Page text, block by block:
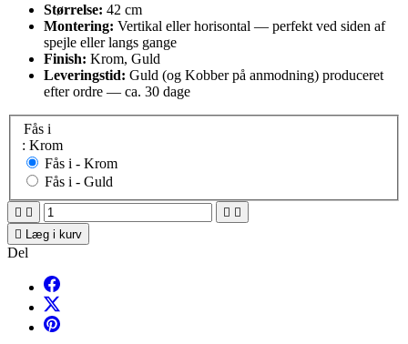
Størrelse: 42 cm
Montering: Vertikal eller horisontal — perfekt ved siden af
spejle eller langs gange
Finish: Krom, Guld
Leveringstid: Guld (og Kobber på anmodning) produceret
efter ordre — ca. 30 dage
Fås i
: Krom
Fås i - Krom
Fås i - Guld
   
 Læg i kurv
Del